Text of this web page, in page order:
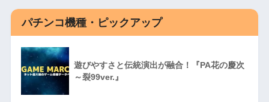
パチンコ機種・ピックアップ
遊びやすさと伝統演出が融合！『PA花の慶次
～裂99ver.』